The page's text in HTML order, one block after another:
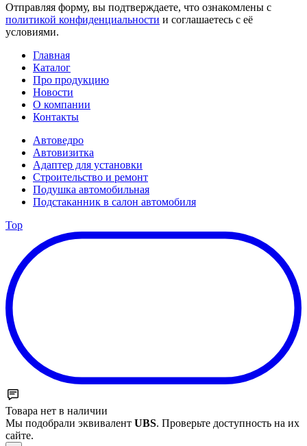
Отправляя форму, вы подтверждаете, что ознакомлены с
политикой конфиденциальности и соглашаетесь с её
условиями.
Главная
Каталог
Про продукцию
Новости
О компании
Контакты
Автоведро
Автовизитка
Адаптер для установки
Строительство и ремонт
Подушка автомобильная
Подстаканник в салон автомобиля
Top
Товара нет в наличии
Мы подобрали эквивалент UBS. Проверьте доступность на их
сайте.